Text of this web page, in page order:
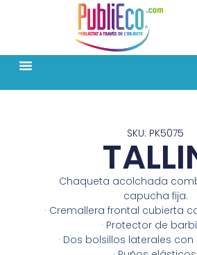
SKU: PK5075
Chaqueta acolchada
capucha fija.
· Cremallera frontal cubierta
· Protector de
· Dos bolsillos laterales